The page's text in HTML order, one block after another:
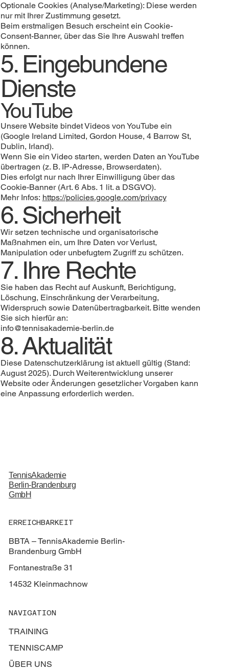
Optionale Cookies (Analyse/Marketing): Diese werden
nur mit Ihrer Zustimmung gesetzt.
Beim erstmaligen Besuch erscheint ein Cookie-
Consent-Banner, über das Sie Ihre Auswahl treffen
können.
5. Eingebundene
Dienste
YouTube
Unsere Website bindet Videos von YouTube ein
(Google Ireland Limited, Gordon House, 4 Barrow St,
Dublin, Irland).
Wenn Sie ein Video starten, werden Daten an YouTube
übertragen (z. B. IP-Adresse, Browserdaten).
Dies erfolgt nur nach Ihrer Einwilligung über das
Cookie-Banner (Art. 6 Abs. 1 lit. a DSGVO).
Mehr Infos: https://policies.google.com/privacy
6. Sicherheit
Wir setzen technische und organisatorische
Maßnahmen ein, um Ihre Daten vor Verlust,
Manipulation oder unbefugtem Zugriff zu schützen.
7. Ihre Rechte
Sie haben das Recht auf Auskunft, Berichtigung,
Löschung, Einschränkung der Verarbeitung,
Widerspruch sowie Datenübertragbarkeit. Bitte wenden
Sie sich hierfür an:
info@tennisakademie-berlin.de
8. Aktualität
Diese Datenschutzerklärung ist aktuell gültig (Stand:
August 2025). Durch Weiterentwicklung unserer
Website oder Änderungen gesetzlicher Vorgaben kann
eine Anpassung erforderlich werden.
TennisAkademie
Berlin-Brandenburg
GmbH
ERREICHBARKEIT
BBTA – TennisAkademie Berlin-
Brandenburg GmbH
Fontanestraße 31
14532 Kleinmachnow
NAVIGATION
TRAINING
TENNISCAMP
ÜBER UNS